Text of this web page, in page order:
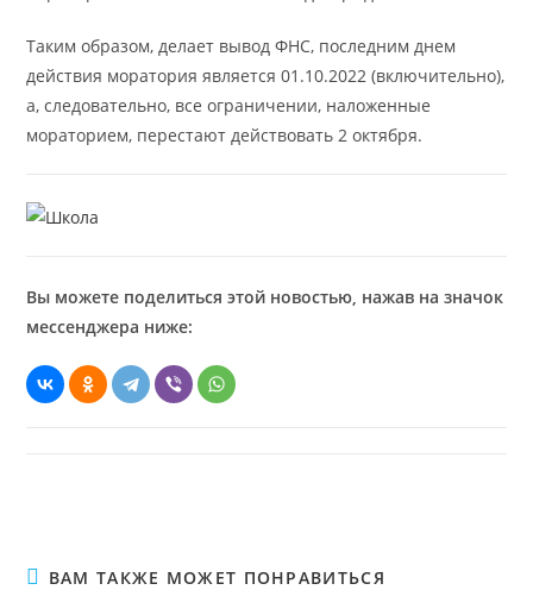
Таким образом, делает вывод ФНС, последним днем
действия моратория является 01.10.2022 (включительно),
а, следовательно, все ограничении, наложенные
мораторием, перестают действовать 2 октября.
Вы можете поделиться этой новостью, нажав на значок
мессенджера ниже:
ВАМ ТАКЖЕ МОЖЕТ ПОНРАВИТЬСЯ